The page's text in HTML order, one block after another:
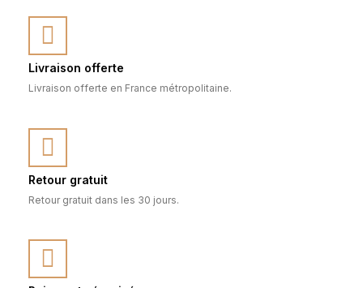
Livraison offerte
Livraison offerte en France métropolitaine.
Retour gratuit
Retour gratuit dans les 30 jours.